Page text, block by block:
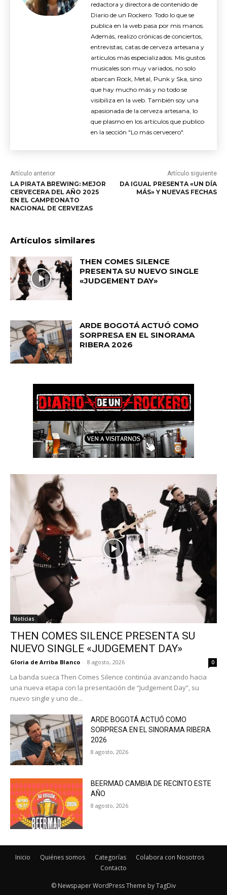
redactora y directora de contenido de
Diario de un Rockero. Todo lo que se
publica en la web pasa por mis manos.
Además, realizo crónicas de conciertos,
entrevistas, catas de cerveza artesana y
artículos más especializados. Mis gustos
musicales son muy variados, no solo
abarcan Rock, Metal, Punk y Ska, sino
que hay mucho más y no todo se
visibiliza en la web. También soy una
apasionada de la cerveza artesana, lo
que plasmo en los artículos que publico
en la sección "Lo más cervecero".
Artículo anterior
LA PIRATA BREWING: MEJOR
CERVECERA DEL AÑO 2025
EN EL CAMPEONATO
NACIONAL DE CERVEZAS
Artículo siguiente
DA IGUAL PRESENTA «UN DÍA
MÁS» Y NUEVAS FECHAS
Artículos similares
THEN COMES SILENCE
PRESENTA SU NUEVO SINGLE
«JUDGEMENT DAY»
ARDE BOGOTÁ ACTUÓ COMO
SORPRESA EN EL SINORAMA
RIBERA 2026
Noticias
THEN COMES SILENCE PRESENTA SU
NUEVO SINGLE «JUDGEMENT DAY»
Gloria de Arriba Blanco - 8 agosto, 2026 0
La banda sueca Then Comes Silence continúa avanzando hacia
una nueva etapa con la presentación de “Judgement Day”, su
nuevo single y uno de...
ARDE BOGOTÁ ACTUÓ COMO
SORPRESA EN EL SINORAMA RIBERA
2026
8 agosto, 2026
BEERMAD CAMBIA DE RECINTO ESTE
AÑO
8 agosto, 2026
Inicio Quiénes somos Categorías
Colabora con Nosotros
Contacto
© Newspaper WordPress Theme by TagDiv